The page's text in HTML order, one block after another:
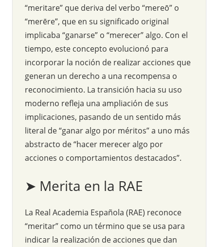
“meritare” que deriva del verbo “mereō” o
“merēre”, que en su significado original
implicaba “ganarse” o “merecer” algo. Con el
tiempo, este concepto evolucionó para
incorporar la noción de realizar acciones que
generan un derecho a una recompensa o
reconocimiento. La transición hacia su uso
moderno refleja una ampliación de sus
implicaciones, pasando de un sentido más
literal de “ganar algo por méritos” a uno más
abstracto de “hacer merecer algo por
acciones o comportamientos destacados”.
➤ Merita en la RAE
La Real Academia Española (RAE) reconoce
“meritar” como un término que se usa para
indicar la realización de acciones que dan